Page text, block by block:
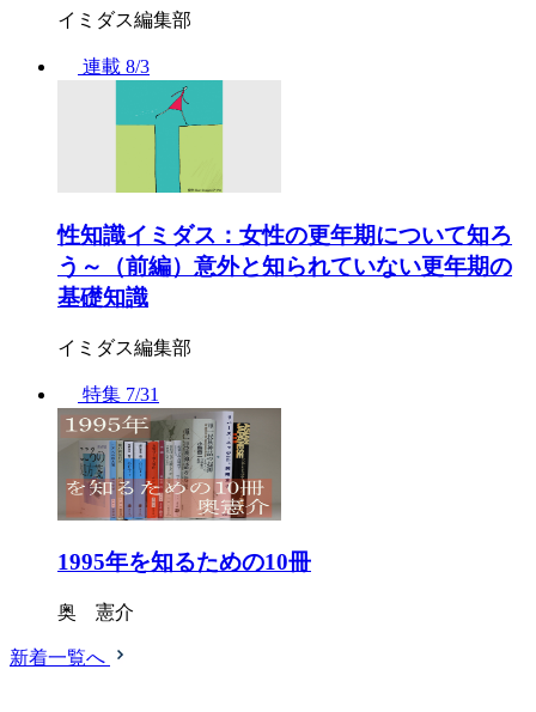
イミダス編集部
連載 8/3
性知識イミダス：女性の更年期について知ろ
う～（前編）意外と知られていない更年期の
基礎知識
イミダス編集部
特集 7/31
1995年を知るための10冊
奥 憲介
新着一覧へ